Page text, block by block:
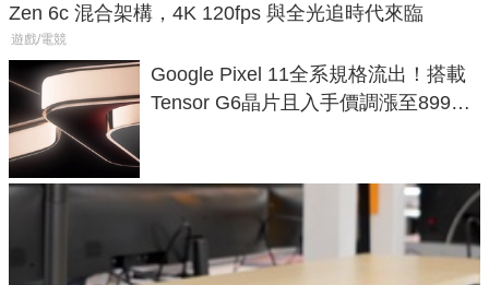
Zen 6c 混合架構，4K 120fps 與全光追時代來臨
遊戲/電競
Google Pixel 11全系規格流出！搭載
Tensor G6晶片且入手價調漲至899美